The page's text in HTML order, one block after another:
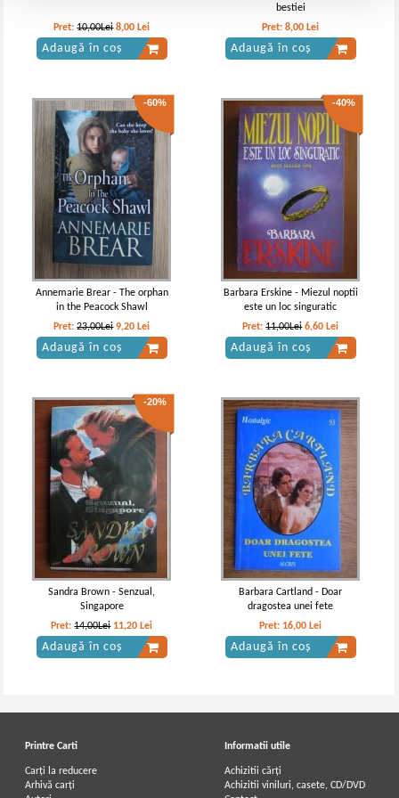
Pret:10,00Lei 8,00 Lei
Adaugă în coș
bestiei
Pret:8,00 Lei
Adaugă în coș
-60%
Annemarie Brear - The orphan
in the Peacock Shawl
Pret:23,00Lei 9,20 Lei
Adaugă în coș
-40%
Barbara Erskine - Miezul noptii
este un loc singuratic
Pret:11,00Lei 6,60 Lei
Adaugă în coș
-20%
Sandra Brown - Senzual,
Singapore
Pret:14,00Lei 11,20 Lei
Adaugă în coș
Barbara Cartland - Doar
dragostea unei fete
Pret: 16,00 Lei
Adaugă în coș
Printre Carti
Carți la reducere
Arhivă carți
Informatii utile
Achizitii cărți
Achizitii viniluri, casete, CD/DVD